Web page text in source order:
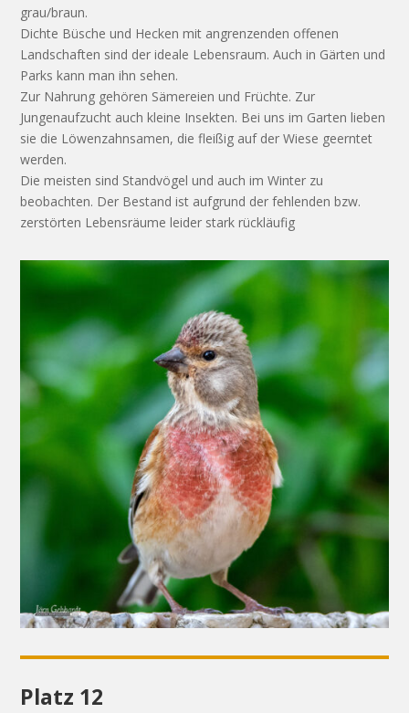
grau/braun.
Dichte Büsche und Hecken mit angrenzenden offenen
Landschaften sind der ideale Lebensraum. Auch in Gärten und
Parks kann man ihn sehen.
Zur Nahrung gehören Sämereien und Früchte. Zur
Jungenaufzucht auch kleine Insekten. Bei uns im Garten lieben
sie die Löwenzahnsamen, die fleißig auf der Wiese geerntet
werden.
Die meisten sind Standvögel und auch im Winter zu
beobachten. Der Bestand ist aufgrund der fehlenden bzw.
zerstörten Lebensräume leider stark rückläufig
Platz 12